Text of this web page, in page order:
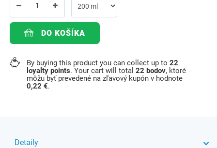
DO KOŠÍKA
By buying this product you can collect up to 22
loyalty points. Your cart will total 22 bodov, ktoré
môžu byť prevedené na zľavový kupón v hodnote
0,22 €.
Detaily